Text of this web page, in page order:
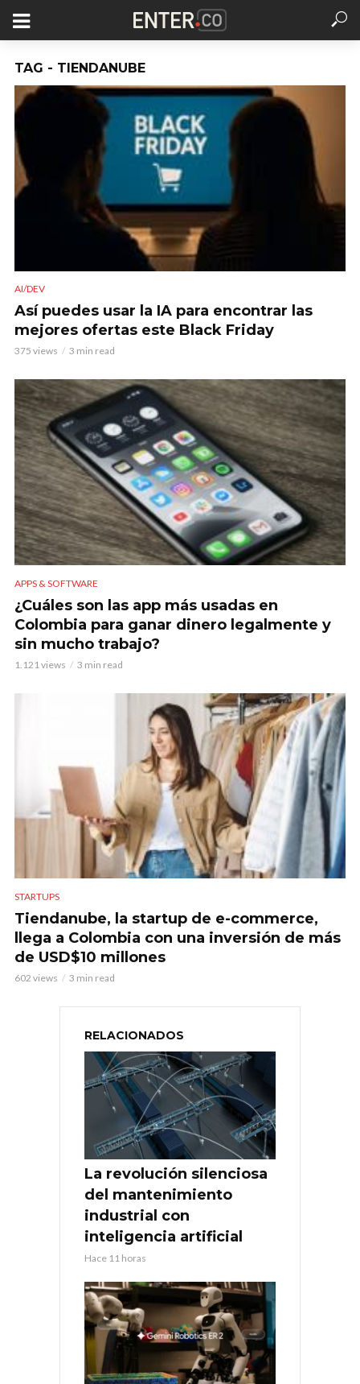
TAG - TIENDANUBE
AI/DEV
Así puedes usar la IA para encontrar las
mejores ofertas este Black Friday
375 views 3 min read
APPS & SOFTWARE
¿Cuáles son las app más usadas en
Colombia para ganar dinero legalmente y
sin mucho trabajo?
1.121 views 3 min read
STARTUPS
Tiendanube, la startup de e-commerce,
llega a Colombia con una inversión de más
de USD$10 millones
602 views 3 min read
RELACIONADOS
La revolución silenciosa
del mantenimiento
industrial con
inteligencia artificial
Hace 11 horas